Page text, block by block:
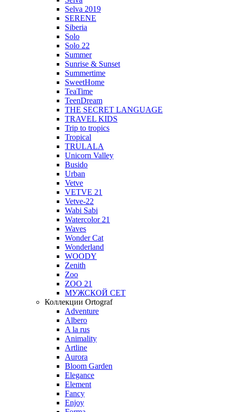
Selva 2019
SERENE
Siberia
Solo
Solo 22
Summer
Sunrise & Sunset
Summertime
SweetHome
TeaTime
TeenDream
THE SECRET LANGUAGE
TRAVEL KIDS
Trip to tropics
Tropical
TRULALA
Unicorn Valley
Busido
Urban
Vetve
VETVE 21
Vetve-22
Wabi Sabi
Watercolor 21
Waves
Wonder Cat
Wonderland
WOODY
Zenith
Zoo
ZOO 21
МУЖСКОЙ СЕТ
Коллекции Ortograf
Adventure
Albero
A la rus
Animality
Artline
Aurora
Bloom Garden
Elegance
Element
Fancy
Enjoy